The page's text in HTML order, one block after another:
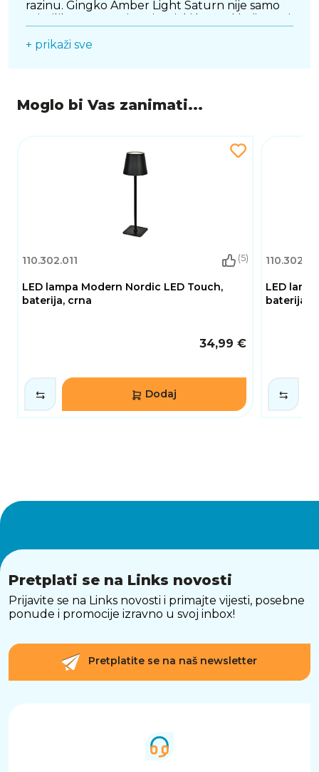
razinu. Gingko Amber Light Saturn nije samo
+ prikaži sve
Moglo bi Vas zanimati...
110.302.011 (5)
LED lampa Modern Nordic LED Touch,
baterija, crna
34,99 €
Dodaj
LED
baterija,
Pretplati se na Links novosti
Prijavite se na Links novosti i primajte vijesti, posebne
ponude i promocije izravno u svoj inbox!
Pretplatite se na naš newsletter